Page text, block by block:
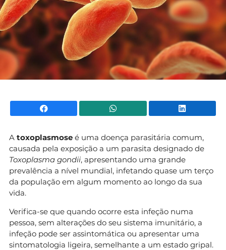
Facebook WhatsApp
A toxoplasmose é uma doença parasitária comum,
causada pela exposição a um parasita designado de
Toxoplasma gondii, apresentando uma grande
prevalência a nível mundial, infetando quase um terço
da população em algum momento ao longo da sua
vida.
Verifica-se que quando ocorre esta infeção numa
pessoa, sem alterações do seu sistema imunitário, a
infeção pode ser assintomática ou apresentar uma
sintomatologia ligeira, semelhante a um estado gripal.